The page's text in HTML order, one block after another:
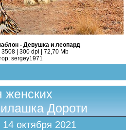
- Девушка и леопард
3508 | 300 dpi | 72,70 Mb
sergey1971
Дороти
| 14 октября 2021